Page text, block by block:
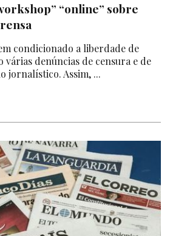
“online” sobre
condicionado a liberdade de
denúncias de censura e de
jornalístico. Assim, ...